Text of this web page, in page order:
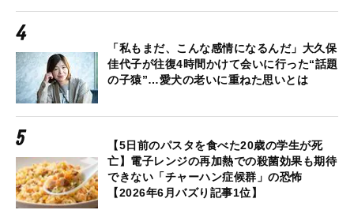
「私もまだ、こんな感情になるんだ」大久保
佳代子が往復4時間かけて会いに行った“話題
の子猿”…愛犬の老いに重ねた思いとは
【5日前のパスタを食べた20歳の学生が死
亡】電子レンジの再加熱での殺菌効果も期待
できない「チャーハン症候群」の恐怖
【2026年6月バズり記事1位】